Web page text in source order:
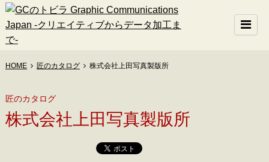
HOME 匠のカタログ 株式会社上田写真製版所
匠のカタログ
株式会社上田写真製版所